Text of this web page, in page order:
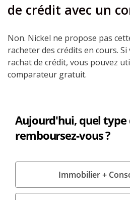
de crédit avec un
Non. Nickel ne propose pas
racheter des crédits en cours. Si
rachat de crédit, vous pouvez
comparateur gratuit.